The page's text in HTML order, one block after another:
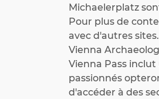
Michaelerplatz
Pour plus de
avec d'autres
Vienna
Vienna Pass
passionnés
d'accéder à des